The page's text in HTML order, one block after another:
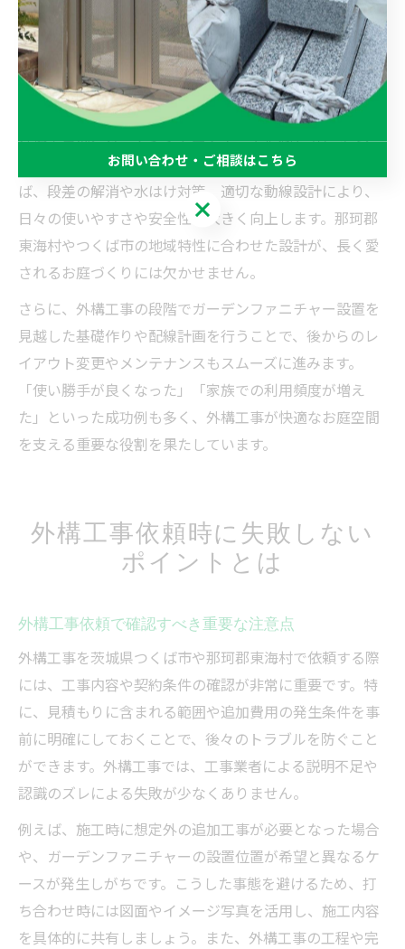
ンファニチャーの魅力です。季節の移ろいを感じなが
ら、外構工事で整えたお庭の活用幅が広がります。
快適なお庭空間を支える外構工事の役割とは
外構工事は、ガーデンファニチャーや植栽を引き立て、
お庭全体を快適な空間へと導く基礎となります。例え
ば、段差の解消や水はけ対策、適切な動線設計により、
日々の使いやすさや安全性が大きく向上します。那珂郡
東海村やつくば市の地域特性に合わせた設計が、長く愛
されるお庭づくりには欠かせません。
さらに、外構工事の段階でガーデンファニチャー設置を
見越した基礎作りや配線計画を行うことで、後からのレ
イアウト変更やメンテナンスもスムーズに進みます。
「使い勝手が良くなった」「家族での利用頻度が増え
た」といった成功例も多く、外構工事が快適なお庭空間
を支える重要な役割を果たしています。
外構工事依頼時に失敗しない
ポイントとは
外構工事依頼で確認すべき重要な注意点
外構工事を茨城県つくば市や那珂郡東海村で依頼する際
には、工事内容や契約条件の確認が非常に重要です。特
に、見積もりに含まれる範囲や追加費用の発生条件を事
前に明確にしておくことで、後々のトラブルを防ぐこと
ができます。外構工事では、工事業者による説明不足や
認識のズレによる失敗が少なくありません。
例えば、施工時に想定外の追加工事が必要となった場合
や、ガーデンファニチャーの設置位置が希望と異なるケ
ースが発生しがちです。こうした事態を避けるため、打
ち合わせ時には図面やイメージ写真を活用し、施工内容
を具体的に共有しましょう。また、外構工事の工程や完
お問い合わせ・ご相談はこちら
お問い合わせ・ご相談はこちら